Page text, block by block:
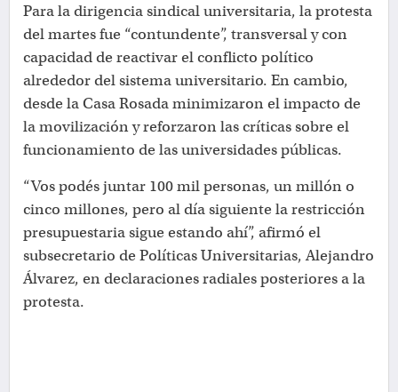
Para la dirigencia sindical universitaria, la protesta
del martes fue “contundente”, transversal y con
capacidad de reactivar el conflicto político
alrededor del sistema universitario. En cambio,
desde la Casa Rosada minimizaron el impacto de
la movilización y reforzaron las críticas sobre el
funcionamiento de las universidades públicas.
“Vos podés juntar 100 mil personas, un millón o
cinco millones, pero al día siguiente la restricción
presupuestaria sigue estando ahí”, afirmó el
subsecretario de Políticas Universitarias, Alejandro
Álvarez, en declaraciones radiales posteriores a la
protesta.